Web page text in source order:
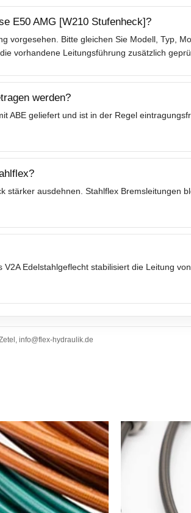
E50 AMG [W210 Stufenheck]?
vorgesehen. Bitte gleichen Sie Modell, Typ,
vorhandene Leitungsführung zusätzlich
werden?
ABE geliefert und ist in der Regel
stärker ausdehnen. Stahlflex Bremsleitungen
Edelstahlgeflecht stabilisiert die Leitung
info@flex-hydraulik.de